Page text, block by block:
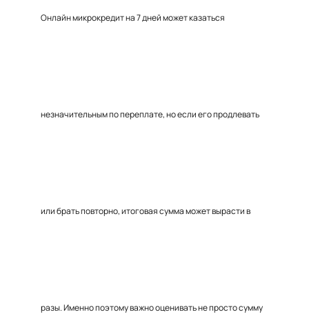
Онлайн микрокредит на 7 дней может казаться
незначительным по переплате, но если его продлевать
или брать повторно, итоговая сумма может вырасти в
разы. Именно поэтому важно оценивать не просто сумму